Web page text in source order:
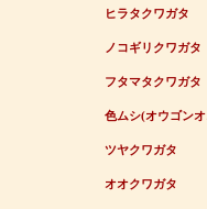
ヒラタクワガタ
ノコギリクワガタ
フタマタクワガタ
色ムシ(オウゴン
ツヤクワガタ
オオクワガタ